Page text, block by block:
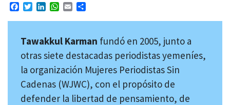
Facebook
TwitterLinkedIn
WhatsApp
Email
Tawakkul Karman fundó en 2005, junto a
otras siete destacadas periodistas yemeníes,
la organización Mujeres Periodistas Sin
Cadenas (WJWC), con el propósito de
defender la libertad de pensamiento, de